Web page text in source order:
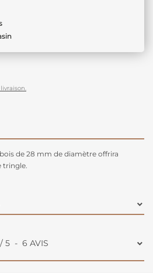
de 28 mm de diamètre offrira
tringle.
/ 5 - 6 AVIS